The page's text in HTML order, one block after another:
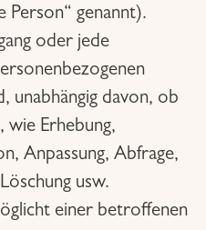
Person“ genannt).
oder jede
unabhängig davon, ob
Erhebung,
Anpassung, Abfrage,
usw.
einer betroffenen